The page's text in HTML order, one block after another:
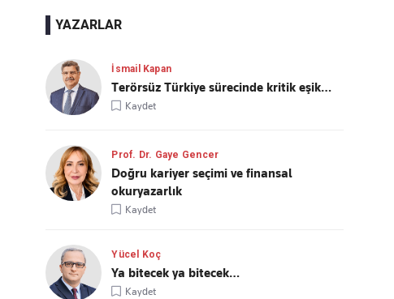
YAZARLAR
İsmail Kapan
Terörsüz Türkiye sürecinde kritik eşik…
Kaydet
Prof. Dr. Gaye Gencer
Doğru kariyer seçimi ve finansal
okuryazarlık
Kaydet
Yücel Koç
Ya bitecek ya bitecek…
Kaydet